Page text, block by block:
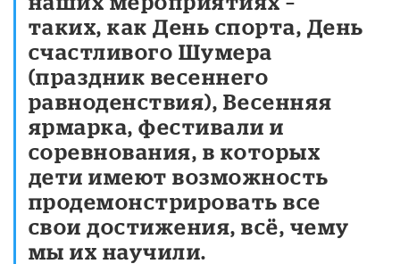
таких, как День спорта, День
счастливого Шумера
(праздник весеннего
равноденствия), Весенняя
ярмарка, фестивали и
соревнования, в которых
дети имеют возможность
продемонстрировать все
свои достижения, всё, чему
мы их научили.